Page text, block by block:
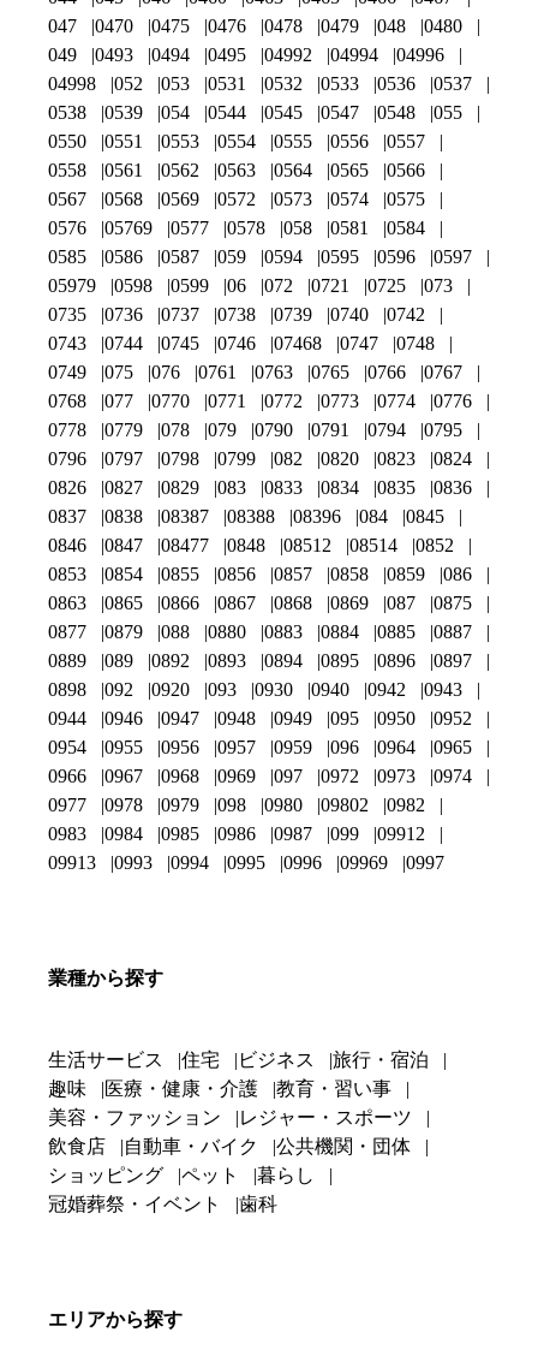
047
0470 0475 0476 0478 0479 048
0480
049
0493 0494 0495 04992 04994
04996
04998
052 053 0531 0532 0533 0536
0537
0538
0539 054 0544 0545 0547 0548
055
0550
0551 0553 0554 0555 0556
0557
0558
0561 0562 0563 0564 0565
0566
0567
0568 0569 0572 0573 0574
0575
0576
05769 0577 0578 058 0581
0584
0585
0586 0587 059 0594 0595 0596
0597
05979
0598 0599 06 072 0721 0725
073
0735
0736 0737 0738 0739 0740
0742
0743
0744 0745 0746 07468 0747
0748
0749
075 076 0761 0763 0765 0766
0767
0768
077 0770 0771 0772 0773 0774
0776
0778
0779 078 079 0790 0791 0794
0795
0796
0797 0798 0799 082 0820 0823
0824
0826
0827 0829 083 0833 0834 0835
0836
0837
0838 08387 08388 08396 084
0845
0846
0847 08477 0848 08512 08514
0852
0853
0854 0855 0856 0857 0858 0859
086
0863
0865 0866 0867 0868 0869 087
0875
0877
0879 088 0880 0883 0884 0885
0887
0889
089 0892 0893 0894 0895 0896
0897
0898
092 0920 093 0930 0940 0942
0943
0944
0946 0947 0948 0949 095 0950
0952
0954
0955 0956 0957 0959 096 0964
0965
0966
0967 0968 0969 097 0972 0973
0974
0977
0978 0979 098 0980 09802
0982
0983
0984 0985 0986 0987 099
09912
09913
0993 0994 0995 0996 09969 0997
業種から探す
生活サービス 住宅 ビジネス
旅行・宿泊
趣味
医療・健康・介護
教育・習い事
美容・ファッション
レジャー・スポーツ
飲食店
自動車・バイク
公共機関・団体
ショッピング
ペット
暮らし
冠婚葬祭・イベント
歯科
エリアから探す